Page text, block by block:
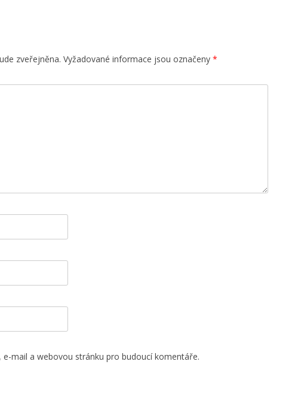
zveřejněna. Vyžadované informace jsou označeny *
mail a webovou stránku pro budoucí komentáře.